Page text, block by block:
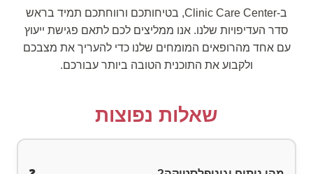
ב-Clinic Care Center, בטיחותכם ורווחתכם תמיד בראש
סדר העדיפויות שלנו. אנו ממליצים לכם לתאם פגישת ייעוץ
עם אחד מהרופאים המומחים שלנו כדי להעריך את מצבכם
ולקבוע את התוכנית הטובה ביותר עבורכם.
שאלות נפוצות